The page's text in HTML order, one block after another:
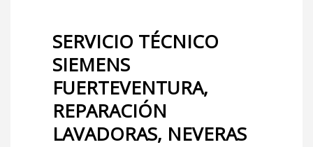
SERVICIO TÉCNICO
SIEMENS
FUERTEVENTURA,
REPARACIÓN
LAVADORAS, NEVERAS